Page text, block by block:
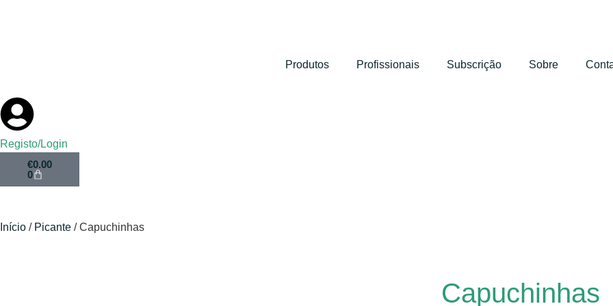
Produtos Profissionais Subscrição Sobre
Registo/Login
€0.00
0
Início / Picante / Capuchinhas
Capuchinhas